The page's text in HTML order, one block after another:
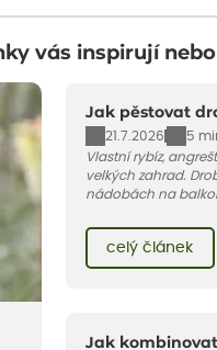
vás inspirují
Jak pěstovat
21.7.2026
5
Vlastní rybíz,
velkých zahrad.
nádobách na
pár základních
celý článek
Jak